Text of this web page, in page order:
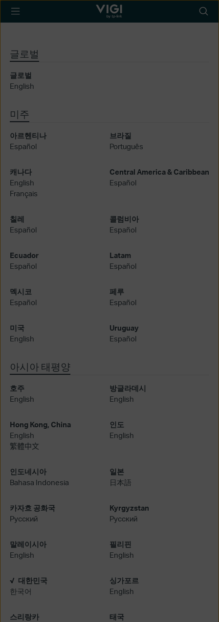
TP-Link, Reliably
아
이
글로벌
글로벌
English
미주
아르헨티나
Español
브라질
Português
캐나다
English
Français
Central America & Caribbean
Español
칠레
Español
콜럼비아
Español
Ecuador
Español
Latam
Español
멕시코
Español
페루
Español
미국
English
Uruguay
Español
아시아 태평양
호주
English
방글라데시
English
Hong Kong, China
English
繁體中文
인도
English
인도네시아
Bahasa Indonesia
일본
日本語
카자흐 공화국
Русский
Kyrgyzstan
Русский
말레이시아
English
필리핀
English
대한민국
한국어
싱가포르
English
스리랑카
태국